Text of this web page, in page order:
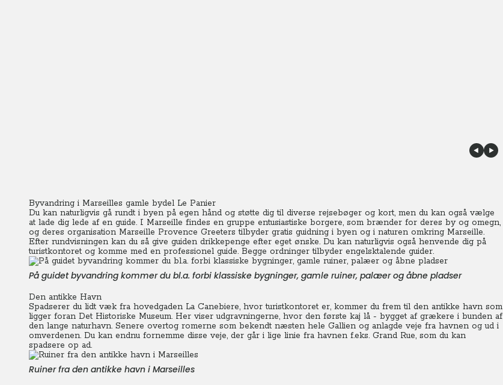
Byvandring i Marseilles gamle bydel Le Panier
Du kan naturligvis gå rundt i byen på egen hånd og støtte dig til diverse rejsebøger og kort, men du kan også vælge
at lade dig lede af en guide. I Marseille findes en gruppe entusiastiske borgere, som brænder for deres by og omegn,
og deres organisation Marseille Provence Greeters tilbyder gratis guidning i byen og i naturen omkring Marseille.
Efter rundvisningen kan du så give guiden drikkepenge efter eget ønske. Du kan naturligvis også henvende dig på
turistkontoret og komme med en professionel guide. Begge ordninger tilbyder engelsktalende guider.
På guidet byvandring kommer du bl.a. forbi klassiske bygninger, gamle ruiner, palæer og åbne pladser
Den antikke Havn
Spadserer du lidt væk fra hovedgaden La Canebiere, hvor turistkontoret er, kommer du frem til den antikke havn som
ligger foran Det Historiske Museum. Her viser udgravningerne, hvor den første kaj lå - bygget af grækere i bunden af
den lange naturhavn. Senere overtog romerne som bekendt næsten hele Gallien og anlagde veje fra havnen og ud i
omverdenen. Du kan endnu fornemme disse veje, der går i lige linie fra havnen f.eks. Grand Rue, som du kan
spadsere op ad.
Ruiner fra den antikke havn i Marseilles